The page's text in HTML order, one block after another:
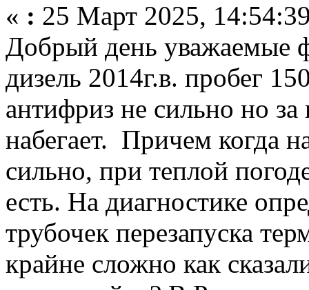
« : 25 Март 2025,
Добрый день уважаемые
дизель 2014г.в. пробег
антифриз не сильно но
набегает. Причем когда
сильно, при теплой
есть. На диагностике
трубочек перезапуска
крайне сложно как